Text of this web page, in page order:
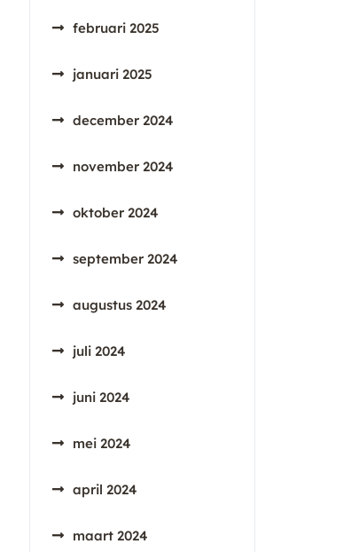
februari 2025
januari 2025
december 2024
november 2024
oktober 2024
september 2024
augustus 2024
juli 2024
juni 2024
mei 2024
april 2024
maart 2024